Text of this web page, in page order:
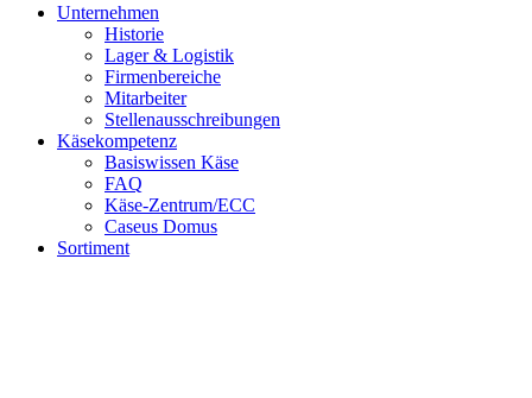
Unternehmen
Historie
Lager & Logistik
Firmenbereiche
Mitarbeiter
Stellenausschreibungen
Käsekompetenz
Basiswissen Käse
FAQ
Käse-Zentrum/ECC
Caseus Domus
Sortiment